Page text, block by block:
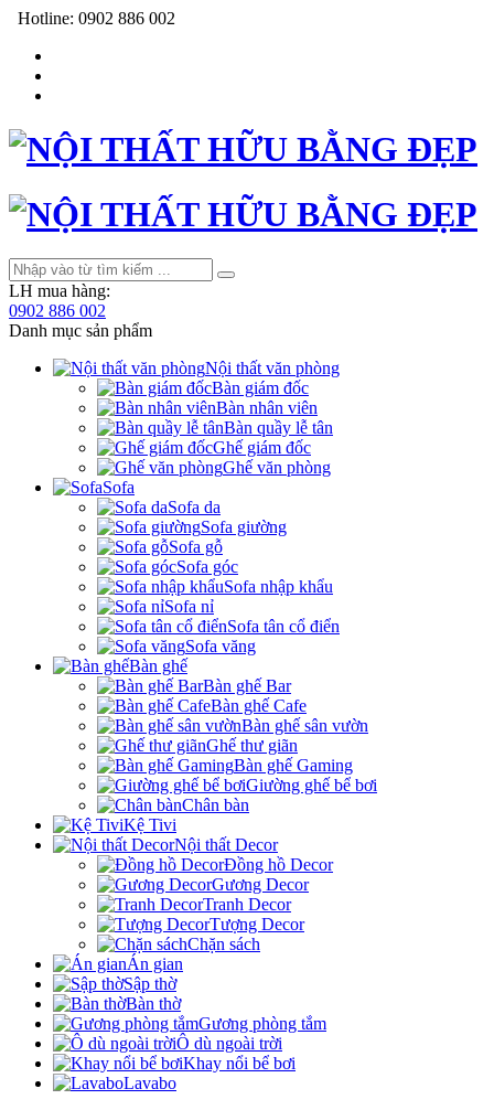
Hotline: 0902 886 002
LH mua hàng:
0902 886 002
Danh mục sản phẩm
Nội thất văn phòng
Bàn giám đốc
Bàn nhân viên
Bàn quầy lễ tân
Ghế giám đốc
Ghế văn phòng
Sofa
Sofa da
Sofa giường
Sofa gỗ
Sofa góc
Sofa nhập khẩu
Sofa nỉ
Sofa tân cổ điển
Sofa văng
Bàn ghế
Bàn ghế Bar
Bàn ghế Cafe
Bàn ghế sân vườn
Ghế thư giãn
Bàn ghế Gaming
Giường ghế bể bơi
Chân bàn
Kệ Tivi
Nội thất Decor
Đồng hồ Decor
Gương Decor
Tranh Decor
Tượng Decor
Chặn sách
Án gian
Sập thờ
Bàn thờ
Gương phòng tắm
Ô dù ngoài trời
Khay nổi bể bơi
Lavabo